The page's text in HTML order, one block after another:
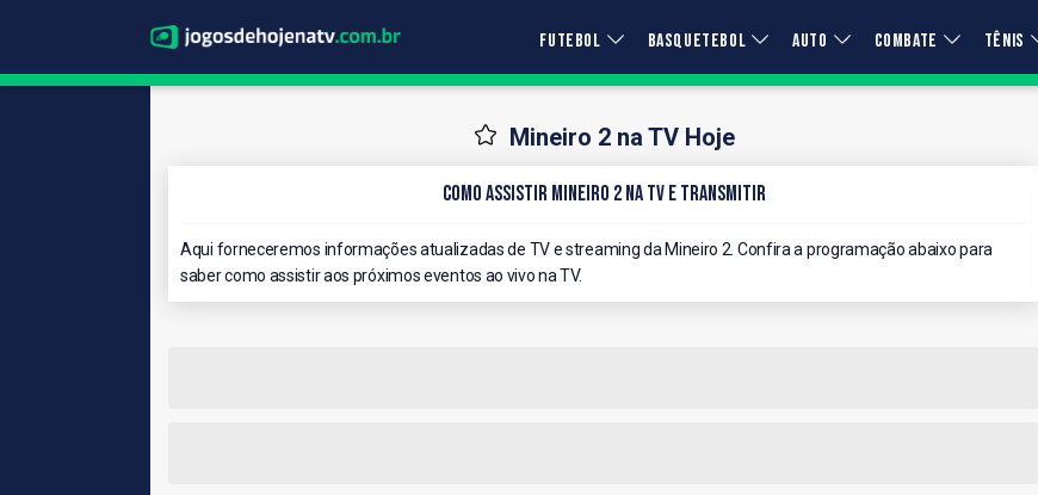
FUTEBOL BASQUETEBOL AUTO COMBATE TÊNIS
Mineiro 2 na TV Hoje
Como Assistir Mineiro 2 na TV e Transmitir
Aqui forneceremos informações atualizadas de TV e streaming da Mineiro 2. Confira a programação abaixo para
saber como assistir aos próximos eventos ao vivo na TV.